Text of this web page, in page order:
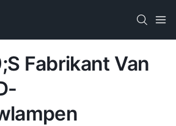
Fabrikant Van